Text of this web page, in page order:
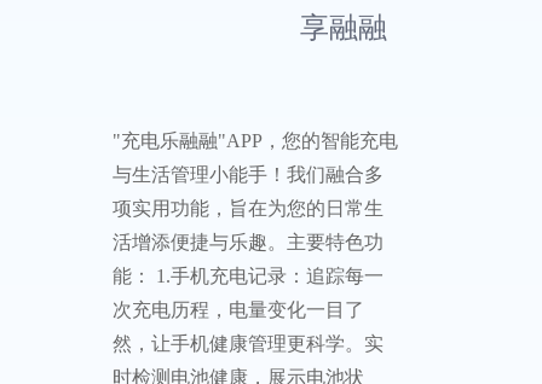
享融融
"充电乐融融"APP，您的智能充电
与生活管理小能手！我们融合多
项实用功能，旨在为您的日常生
活增添便捷与乐趣。主要特色功
能： ‌1.手机充电记录‌：追踪每一
次充电历程，电量变化一目了
然，让手机健康管理更科学。实
时检测电池健康，展示电池状